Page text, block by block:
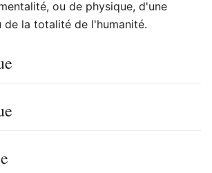
ou de physique, d'une
la totalité de l'humanité.